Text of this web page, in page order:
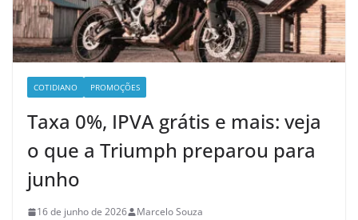
COTIDIANO PROMOÇÕES
Taxa 0%, IPVA grátis e mais: veja
o que a Triumph preparou para
junho
16 de junho de 2026 Marcelo Souza